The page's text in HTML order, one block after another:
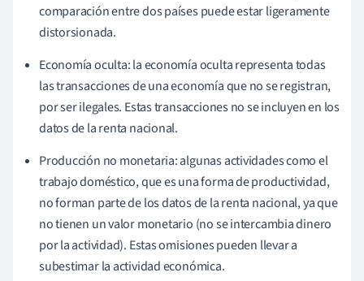
comparación entre dos países puede estar ligeramente
distorsionada.
Economía oculta: la economía oculta representa todas
las transacciones de una economía que no se registran,
por ser ilegales. Estas transacciones no se incluyen en los
datos de la renta nacional.
Producción no monetaria: algunas actividades como el
trabajo doméstico, que es una forma de productividad,
no forman parte de los datos de la renta nacional, ya que
no tienen un valor monetario (no se intercambia dinero
por la actividad). Estas omisiones pueden llevar a
subestimar la actividad económica.